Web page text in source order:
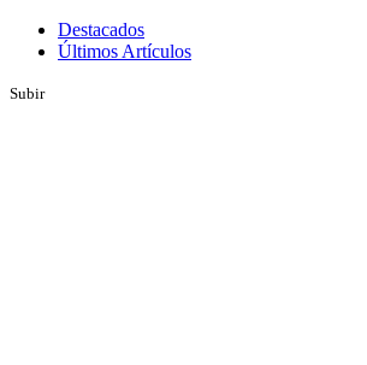
Destacados
Últimos Artículos
Subir